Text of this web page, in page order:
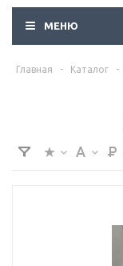
МЕНЮ
Главная - Каталог -